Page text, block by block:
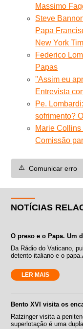
Massimo
Steve
Papa
New York
Federico
Papas
''Assim eu
Entrevista
Pe.
sofrimento?
Marie
Comissão
⚠️ Comunicar erro
NOTÍCIAS
O preso e o Papa. Um
Da Rádio do Vaticano,
detento italiano e o
LER MAIS
Bento XVI visita os
Ratzinger visita a
superlotação é uma